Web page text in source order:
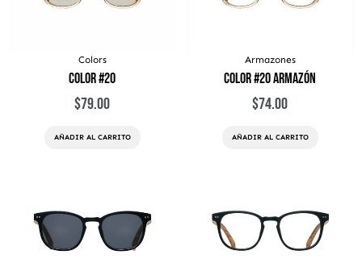
Colors
Color #20
$79.00
AÑADIR AL CARRITO
Armazones
Color #20 Armazón
$74.00
AÑADIR AL CARRITO